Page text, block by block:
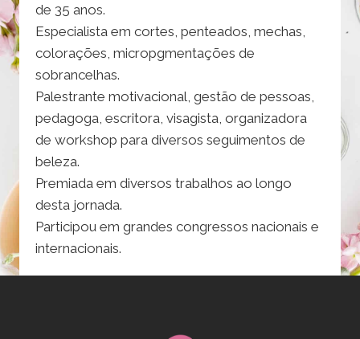
de 35 anos.
Especialista em cortes, penteados, mechas,
colorações, micropgmentações de
sobrancelhas.
Palestrante motivacional, gestão de pessoas,
pedagoga, escritora, visagista, organizadora
de workshop para diversos seguimentos de
beleza.
Premiada em diversos trabalhos ao longo
desta jornada.
Participou em grandes congressos nacionais e
internacionais.